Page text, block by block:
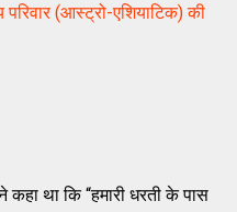
(आस्‍ट्रो-एशियाटिक) की
कहा था कि “हमारी धरती के पास